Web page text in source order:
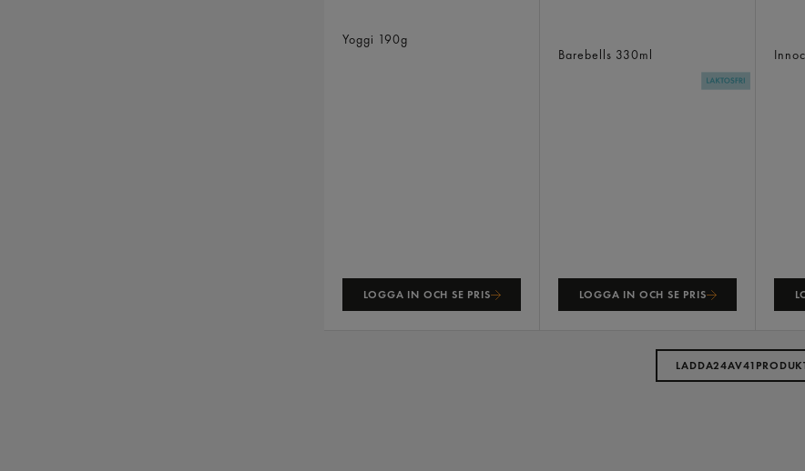
Yoggi 190g
LOGGA IN OCH SE PRIS
Barebells 330ml
LOGGA IN OCH SE PRIS
LADDA24AV41